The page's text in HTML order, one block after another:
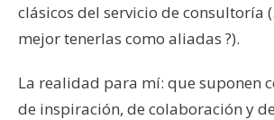
clásicos del servicio de consultoría
mejor tenerlas como aliadas ?).
La realidad para mí: que suponen
de inspiración, de colaboración y de